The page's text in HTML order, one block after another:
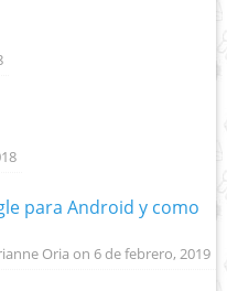
para Android y como
Oria on 6 de febrero, 2019